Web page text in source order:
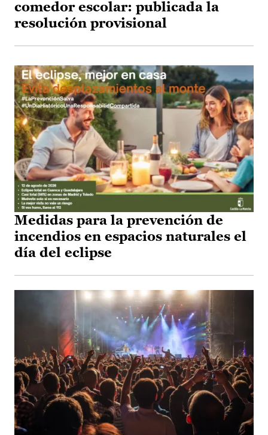
comedor escolar: publicada la
resolución provisional
Medidas para la prevención de
incendios en espacios naturales el
día del eclipse